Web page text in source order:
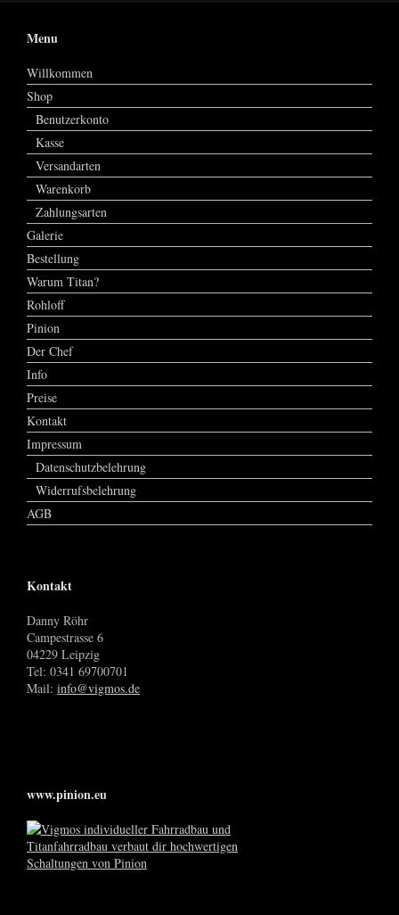
Menu
Willkommen
Shop
Benutzerkonto
Kasse
Versandarten
Warenkorb
Zahlungsarten
Galerie
Bestellung
Warum Titan?
Rohloff
Pinion
Der Chef
Info
Preise
Kontakt
Impressum
Datenschutzbelehrung
Widerrufsbelehrung
AGB
Kontakt
Danny Röhr
Campestrasse 6
04229 Leipzig
Tel: 0341 69700701
Mail: info@vigmos.de
www.pinion.eu